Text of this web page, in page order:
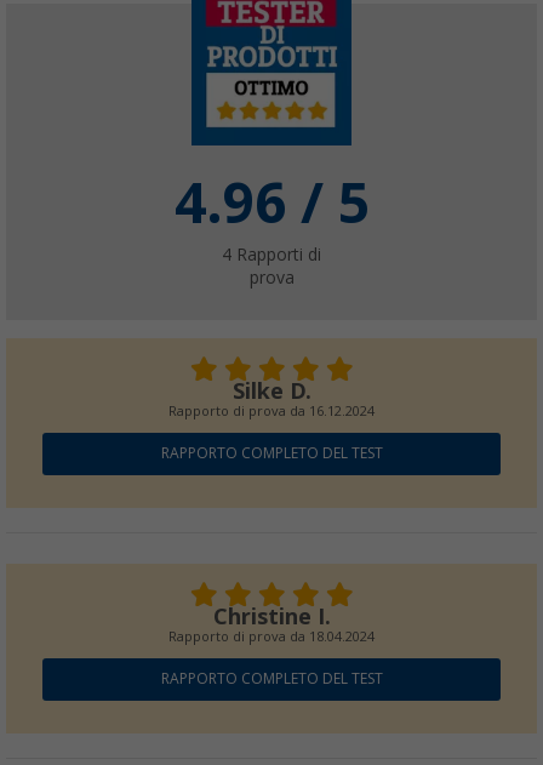
4.96 / 5
4 Rapporti di
prova
Silke D.
Rapporto di prova da 16.12.2024
RAPPORTO COMPLETO DEL TEST
Christine I.
Rapporto di prova da 18.04.2024
RAPPORTO COMPLETO DEL TEST